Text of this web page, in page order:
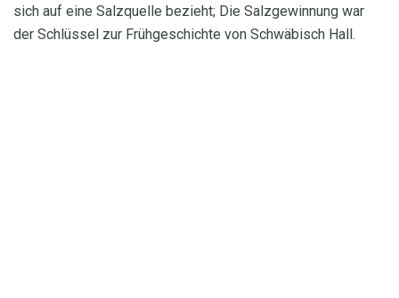
sich auf eine Salzquelle bezieht; Die Salzgewinnung war
der Schlüssel zur Frühgeschichte von Schwäbisch Hall.